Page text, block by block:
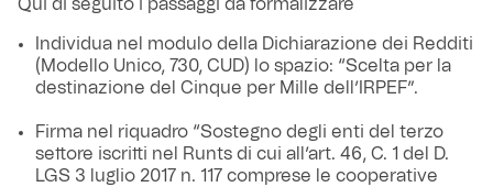
Qui di seguito i passaggi da formalizzare
Individua nel modulo della Dichiarazione dei Redditi
(Modello Unico, 730, CUD) lo spazio: “Scelta per la
destinazione del Cinque per Mille dell’IRPEF”.
Firma nel riquadro “Sostegno degli enti del terzo
settore iscritti nel Runts di cui all’art. 46, C. 1 del D.
LGS 3 luglio 2017 n. 117 comprese le cooperative